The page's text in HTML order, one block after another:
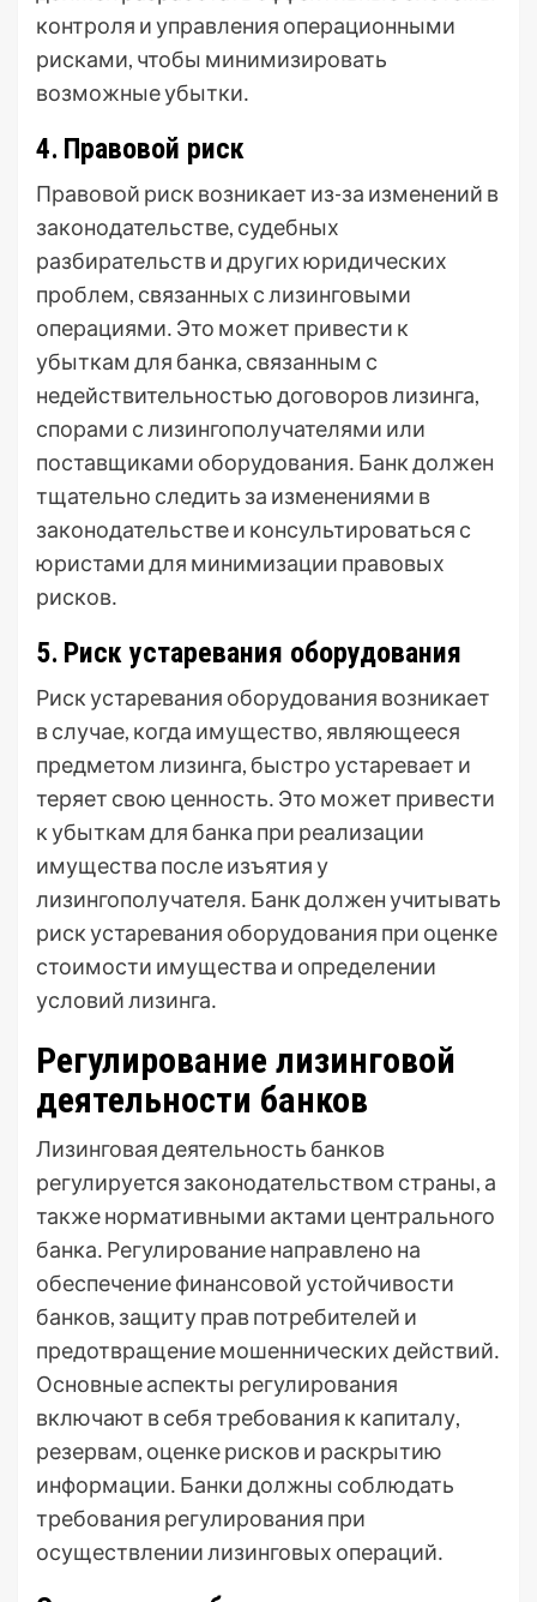
контроля и управления операционными
рисками, чтобы минимизировать
возможные убытки․
4․ Правовой риск
Правовой риск возникает из-за изменений в
законодательстве, судебных
разбирательств и других юридических
проблем, связанных с лизинговыми
операциями․ Это может привести к
убыткам для банка, связанным с
недействительностью договоров лизинга,
спорами с лизингополучателями или
поставщиками оборудования․ Банк должен
тщательно следить за изменениями в
законодательстве и консультироваться с
юристами для минимизации правовых
рисков․
5․ Риск устаревания оборудования
Риск устаревания оборудования возникает
в случае, когда имущество, являющееся
предметом лизинга, быстро устаревает и
теряет свою ценность․ Это может привести
к убыткам для банка при реализации
имущества после изъятия у
лизингополучателя․ Банк должен учитывать
риск устаревания оборудования при оценке
стоимости имущества и определении
условий лизинга․
Регулирование лизинговой
деятельности банков
Лизинговая деятельность банков
регулируется законодательством страны, а
также нормативными актами центрального
банка․ Регулирование направлено на
обеспечение финансовой устойчивости
банков, защиту прав потребителей и
предотвращение мошеннических действий․
Основные аспекты регулирования
включают в себя требования к капиталу,
резервам, оценке рисков и раскрытию
информации․ Банки должны соблюдать
требования регулирования при
осуществлении лизинговых операций․